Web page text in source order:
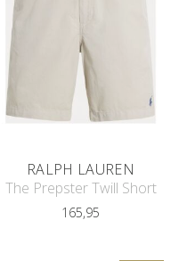
RALPH LAUREN
The Prepster Twill Short
165,95